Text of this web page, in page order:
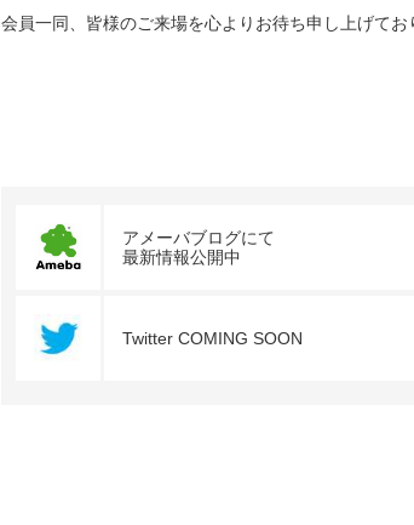
会員一同、皆様のご来場を心よりお待ち申し上げてお
アメーバブログにて
最新情報公開中
Twitter COMING SOON